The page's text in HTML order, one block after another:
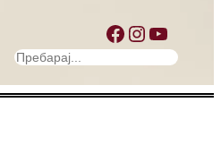
Facebook Instagram YouTube
S
a